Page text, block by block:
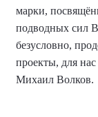
марки,
подводных сил
безусловно,
проекты, для
Михаил Волков.